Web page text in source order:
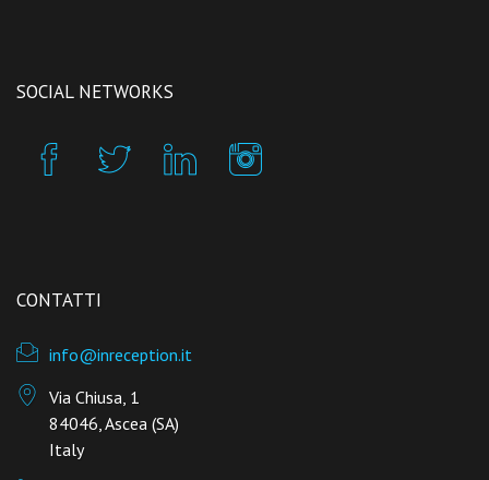
SOCIAL NETWORKS
CONTATTI
info@inreception.it
Via Chiusa, 1
84046, Ascea (SA)
Italy